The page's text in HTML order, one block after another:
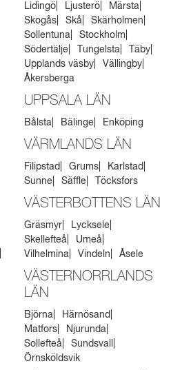
Lidingö
Ljusterö
Märsta
Skogås
Skå
Skärholmen
Sollentuna
Stockholm
Södertälje
Tungelsta
Täby
Upplands väsby
Vällingby
Åkersberga
UPPSALA LÄN
Bålsta Bälinge Enköping
VÄRMLANDS LÄN
Filipstad Grums
Karlstad
Sunne
Säffle Töcksfors
VÄSTERBOTTENS LÄN
Gräsmyr
Lycksele
Skellefteå
Umeå
Vilhelmina
Vindeln Åsele
VÄSTERNORRLANDS
LÄN
Björna
Härnösand
Matfors
Njurunda
Sollefteå
Sundsvall
Örnsköldsvik